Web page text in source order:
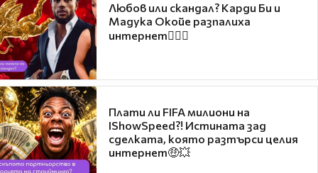
Любов или скандал? Карди Би и
Мадука Окойе разпалиха
интернет❤️‍🔥🔥
Плати ли FIFA милиони на
IShowSpeed?! Истината зад
сделката, която разтърси целия
интернет🤑💥